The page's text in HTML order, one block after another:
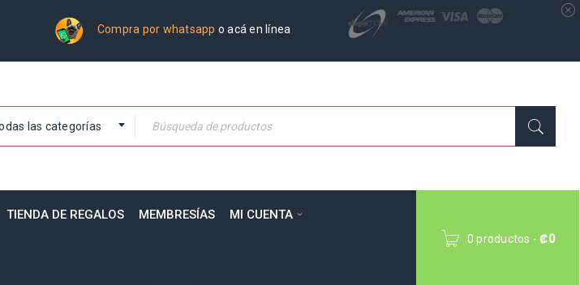
Compra por whatsapp o acá en línea
las categorías
TIENDA DE REGALOS MEMBRESÍAS MI CUENTA
0 productos - ₡0